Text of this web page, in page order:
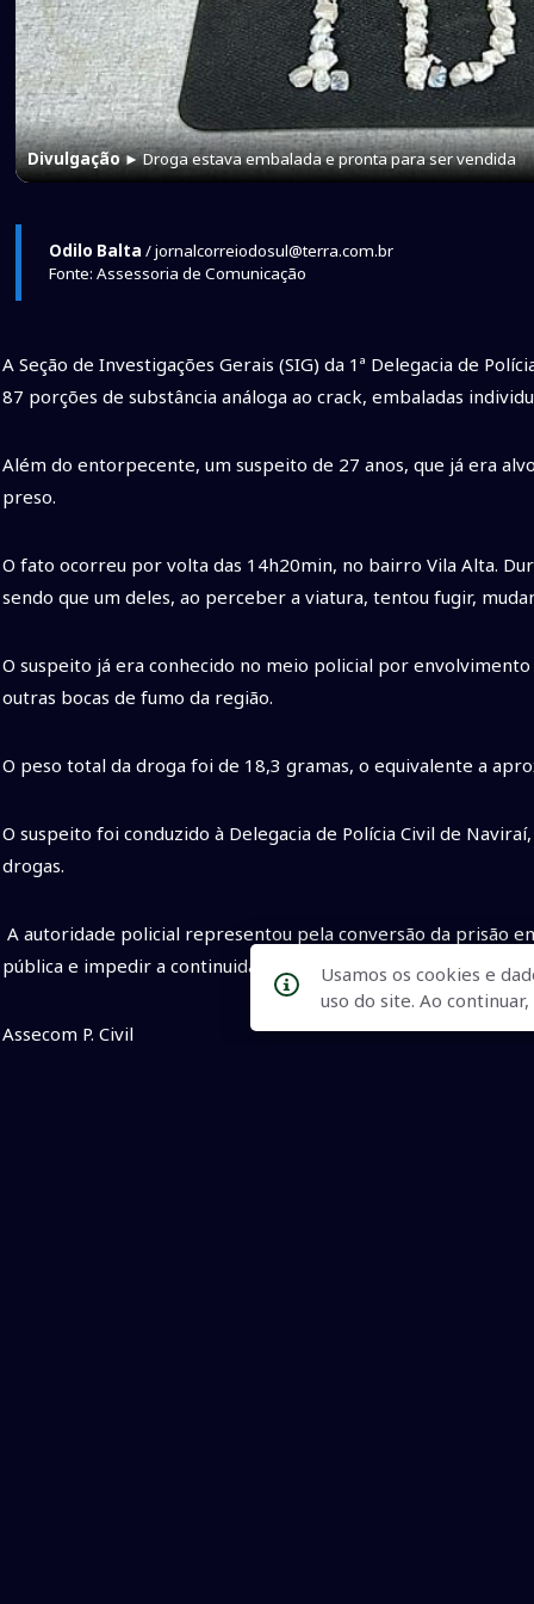
Divulgação► Droga estava embalada e pronta para ser vendida
Odilo Balta / jornalcorreiodosul@terra.com.br
Fonte: Assessoria de Comunicação
A Seção de Investigações Gerais (SIG) da 1ª Delegacia de
87 porções de substância análoga ao crack, embaladas
Além do entorpecente, um suspeito de 27 anos, que já era
preso.
O fato ocorreu por volta das 14h20min, no bairro Vila Alta.
sendo que um deles, ao perceber a viatura, tentou fugir,
O suspeito já era conhecido no meio policial por
outras bocas de fumo da região.
O peso total da droga foi de 18,3 gramas, o equivalente a
O suspeito foi conduzido à Delegacia de Polícia Civil de
drogas.
A autoridade policial representou pela conversão da prisão
pública e impedir a continuidade da atividade criminosa.
Assecom P. Civil
Usamos os cookies e
uso do site. Ao